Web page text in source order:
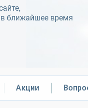
ближайшее время
Акции